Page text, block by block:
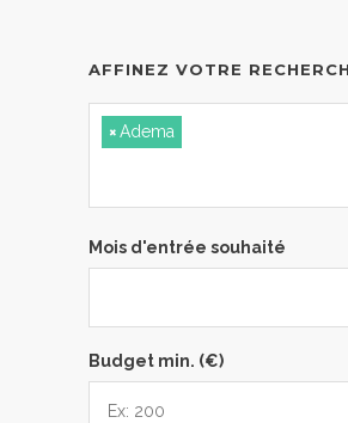
AFFINEZ VOTRE
×Adema
Mois d'entrée souhaité
Budget min. (€)